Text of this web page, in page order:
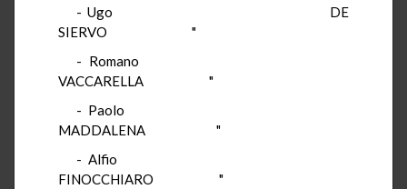
- Ugo DE
SIERVO "
- Romano
VACCARELLA "
- Paolo
MADDALENA "
- Alfio
FINOCCHIARO "